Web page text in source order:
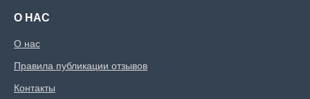
О НАС
О нас
Правила публикации отзывов
Контакты